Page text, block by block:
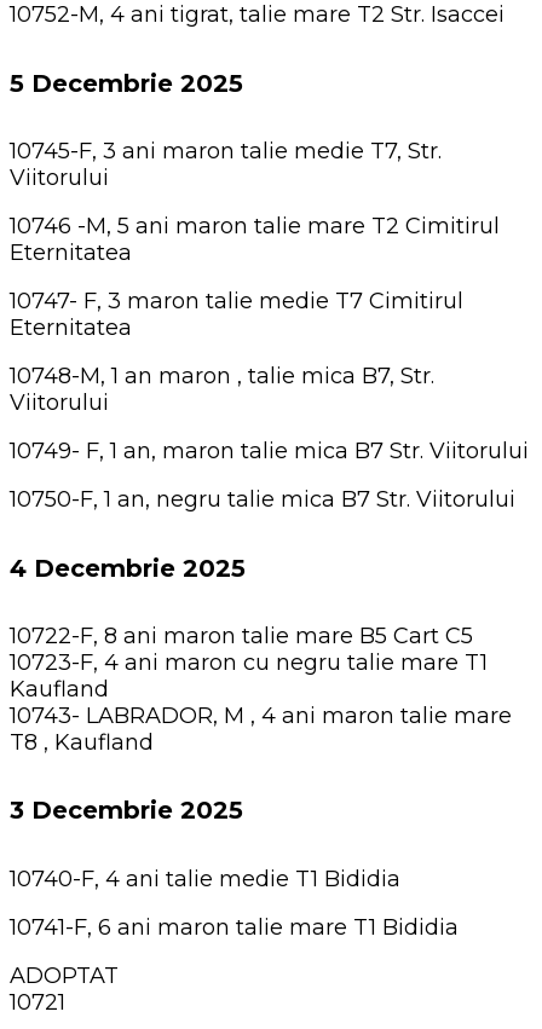
10752-M, 4 ani tigrat, talie mare T2 Str. Isaccei
5 Decembrie 2025
10745-F, 3 ani maron talie medie T7, Str.
Viitorului
10746 -M, 5 ani maron talie mare T2 Cimitirul
Eternitatea
10747- F, 3 maron talie medie T7 Cimitirul
Eternitatea
10748-M, 1 an maron , talie mica B7, Str.
Viitorului
10749- F, 1 an, maron talie mica B7 Str. Viitorului
10750-F, 1 an, negru talie mica B7 Str. Viitorului
4 Decembrie 2025
10722-F, 8 ani maron talie mare B5 Cart C5
10723-F, 4 ani maron cu negru talie mare T1
Kaufland
10743- LABRADOR, M , 4 ani maron talie mare
T8 , Kaufland
3 Decembrie 2025
10740-F, 4 ani talie medie T1 Bididia
10741-F, 6 ani maron talie mare T1 Bididia
ADOPTAT
10721